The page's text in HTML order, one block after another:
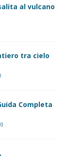
al vulcano
tra cielo
Completa
0